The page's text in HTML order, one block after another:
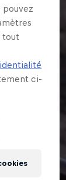
pouvez
tout
ci-